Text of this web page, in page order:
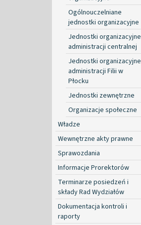
Ogólnouczelniane
jednostki organizacyjne
Jednostki organizacyjne
administracji centralnej
Jednostki organizacyjne
administracji Filii w
Płocku
Jednostki zewnętrzne
Organizacje społeczne
Władze
Wewnętrzne akty prawne
Sprawozdania
Informacje Prorektorów
Terminarze posiedzeń i
składy Rad Wydziałów
Dokumentacja kontroli i
raporty